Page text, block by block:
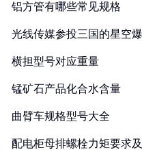
铝方管有哪些常见规格
光线传媒参投三国的星空
横担型号对应重量
锰矿石产品化合水含量
曲臂车规格型号大全
配电柜母排螺栓力矩要求